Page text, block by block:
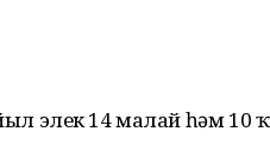
элек 14 малай һәм 10